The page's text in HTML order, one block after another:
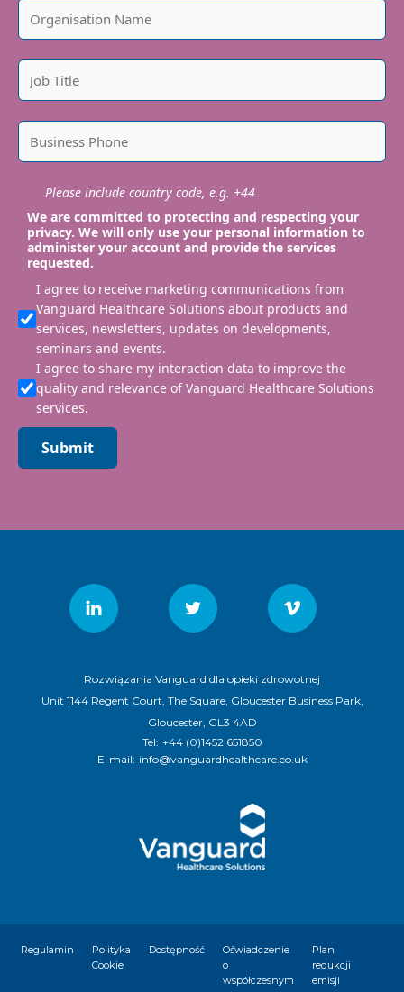
Please include country code, e.g. +44
We are committed to protecting and respecting your
privacy. We will only use your personal information to
administer your account and provide the services
requested.
I agree to receive marketing communications from
Vanguard Healthcare Solutions about products and
services, newsletters, updates on developments,
seminars and events.
I agree to share my interaction data to improve the
quality and relevance of Vanguard Healthcare Solutions
services.
Submit
Rozwiązania Vanguard dla opieki zdrowotnej
Unit 1144 Regent Court, The Square, Gloucester Business Park,
Gloucester, GL3 4AD
Tel: +44 (0)1452 651850
E-mail: info@vanguardhealthcare.co.uk
Regulamin
Polityka
Cookie
Dostępność
Oświadczenie
o
współczesnym
Plan
redukcji
emisji